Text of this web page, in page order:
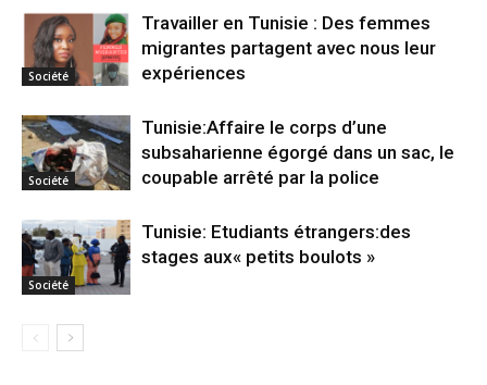
Société
Travailler en Tunisie : Des femmes
migrantes partagent avec nous leur
expériences
Société
Tunisie:Affaire le corps d’une
subsaharienne égorgé dans un sac, le
coupable arrêté par la police
Société
Tunisie: Etudiants étrangers:des
stages aux« petits boulots »